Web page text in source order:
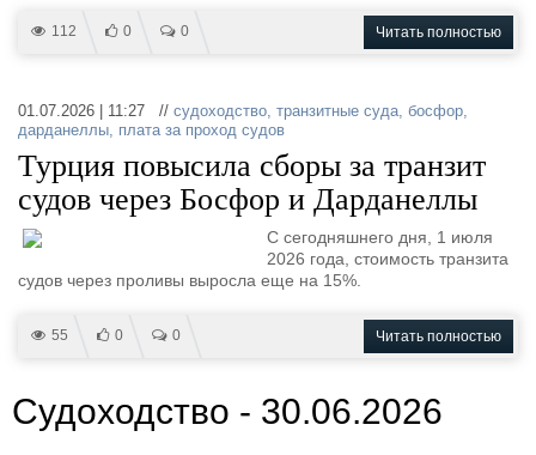
112 0 0 Читать полностью
01.07.2026 | 11:27 // судоходство, транзитные суда, босфор,
дарданеллы, плата за проход судов
Турция повысила сборы за транзит
судов через Босфор и Дарданеллы
С сегодняшнего дня, 1 июля
2026 года, стоимость транзита
судов через проливы выросла еще на 15%.
55 0 0 Читать полностью
Судоходство - 30.06.2026